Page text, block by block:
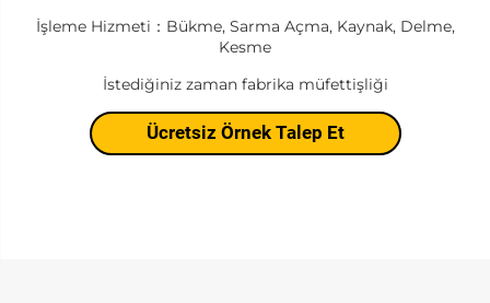
İşleme Hizmeti：Bükme, Sarma Açma, Kaynak, Delme,
Kesme
İstediğiniz zaman fabrika müfettişliği
Ücretsiz Örnek Talep Et